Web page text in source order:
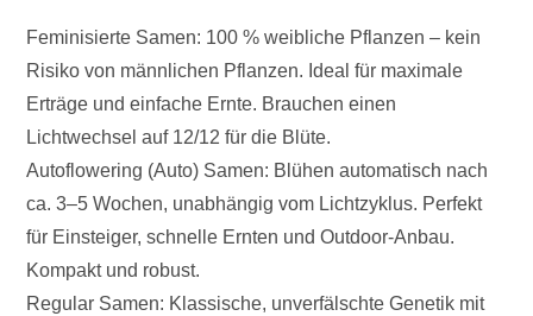
Feminisierte Samen: 100 % weibliche Pflanzen – kein
Risiko von männlichen Pflanzen. Ideal für maximale
Erträge und einfache Ernte. Brauchen einen
Lichtwechsel auf 12/12 für die Blüte.
Autoflowering (Auto) Samen: Blühen automatisch nach
ca. 3–5 Wochen, unabhängig vom Lichtzyklus. Perfekt
für Einsteiger, schnelle Ernten und Outdoor-Anbau.
Kompakt und robust.
Regular Samen: Klassische, unverfälschte Genetik mit